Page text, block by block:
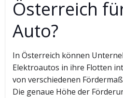
Österreich
Auto?
In Österreich können
Elektroautos in ihre Flotten
von verschiedenen
Die genaue Höhe der